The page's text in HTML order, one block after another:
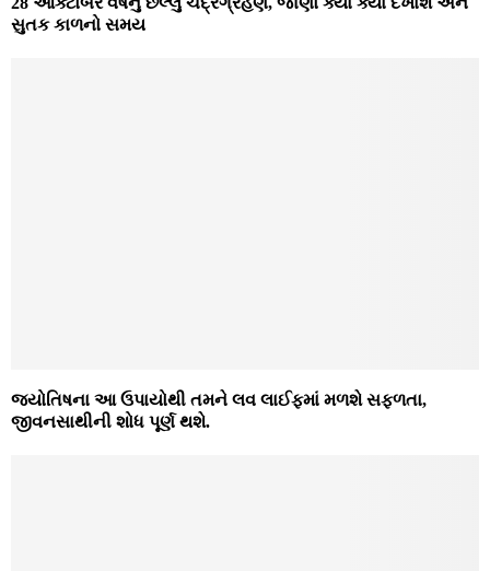
સુતક કાળનો સમય
જ્યોતિષના આ ઉપાયોથી તમને લવ લાઈફમાં મળશે સફળતા,
જીવનસાથીની શોધ પૂર્ણ થશે.